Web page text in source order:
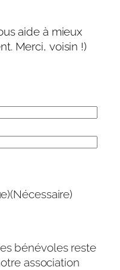
aide à mieux
Merci, voisin !)
(Nécessaire)
bénévoles reste
association